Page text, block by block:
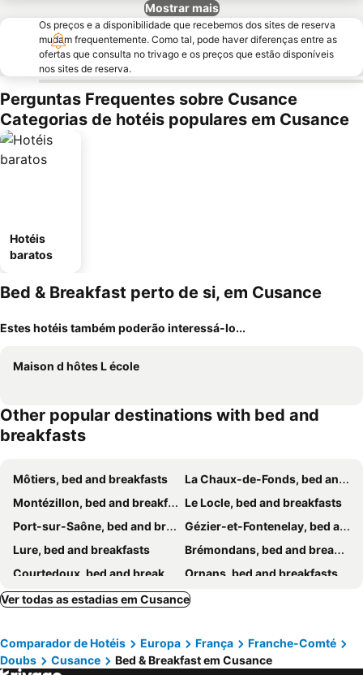
Mostrar mais
Os preços e a disponibilidade que recebemos dos sites de reserva
mudam frequentemente. Como tal, pode haver diferenças entre as
ofertas que consulta no trivago e os preços que estão disponíveis
nos sites de reserva.
Perguntas Frequentes sobre Cusance
Categorias de hotéis populares em Cusance
Hotéis
baratos
Bed & Breakfast perto de si, em Cusance
Estes hotéis também poderão interessá-lo...
Maison d hôtes L école
Other popular destinations with bed and
breakfasts
Môtiers, bed and breakfasts
La Chaux-de-Fonds, bed and breakfasts
Montézillon, bed and breakfasts
Le Locle, bed and breakfasts
Port-sur-Saône, bed and breakfasts
Gézier-et-Fontenelay, bed and breakfasts
Lure, bed and breakfasts
Brémondans, bed and breakfasts
Courtedoux, bed and breakfasts
Ornans, bed and breakfasts
Comberjon, bed and breakfasts
Héricourt, bed and breakfasts
Baume-les-Dames, bed and breakfasts
Les Brenets, bed and breakfasts
St-Imier, bed and breakfasts
Sorans-lès-Breurey, bed and breakfasts
Ver todas as estadias em Cusance
Comparador de Hotéis Europa França
Franche-Comté
Doubs
Cusance Bed & Breakfast em Cusance